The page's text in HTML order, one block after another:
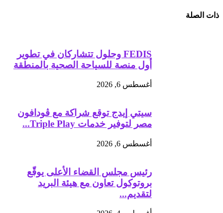
ذات الصلة
FEDIS وحلول تتشاركان في تطوير
أول منصة للسياحة الصحية بالمنطقة
أغسطس 6, 2026
سيتي إيدج توقع شراكة مع ڤودافون
مصر لتوفير خدمات Triple Play...
أغسطس 6, 2026
رئيس مجلس القضاء الأعلى يوقّع
بروتوكول تعاون مع هيئة البريد
لتقديم...